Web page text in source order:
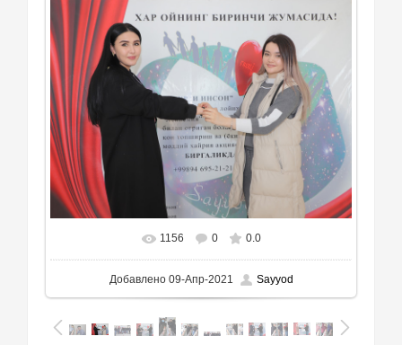
В реальном размере 1070x777
1156 0 0.0
Добавлено09-Апр-2021 Sayyod